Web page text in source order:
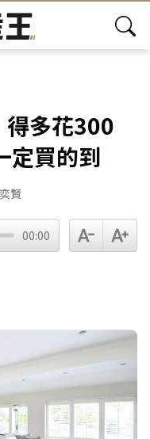
得多花300
定買的到
賢
00:00